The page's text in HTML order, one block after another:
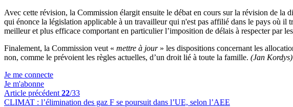
Avec cette révision, la Commission élargit ensuite le débat en cours sur la révision de
qui énonce la législation applicable à un travailleur qui n'est pas affilié dans le pays où il
meilleur et plus efficace comportant en particulier l’imposition de délais à respecter par
Finalement, la Commission veut « mettre à jour» les dispositions concernant les
non, comme le prévoient les règles actuelles, d’un droit lié à toute la famille. (Jan Kordys)
Je me connecte
Je m'abonne
Article précédent 22/33
CLIMAT : l’élimination des gaz F se poursuit dans l’UE, selon l’AEE